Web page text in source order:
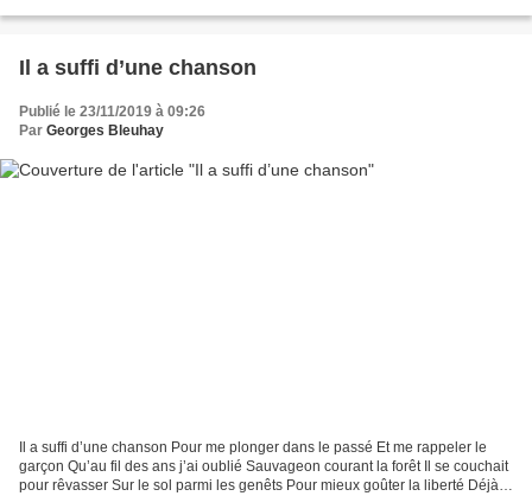
Il a suffi d’une chanson
Publié le 23/11/2019 à 09:26
Par Georges Bleuhay
Il a suffi d’une chanson Pour me plonger dans le passé Et me rappeler le
garçon Qu’au fil des ans j’ai oublié Sauvageon courant la forêt Il se couchait
pour rêvasser Sur le sol parmi les genêts Pour mieux goûter la liberté Déjà